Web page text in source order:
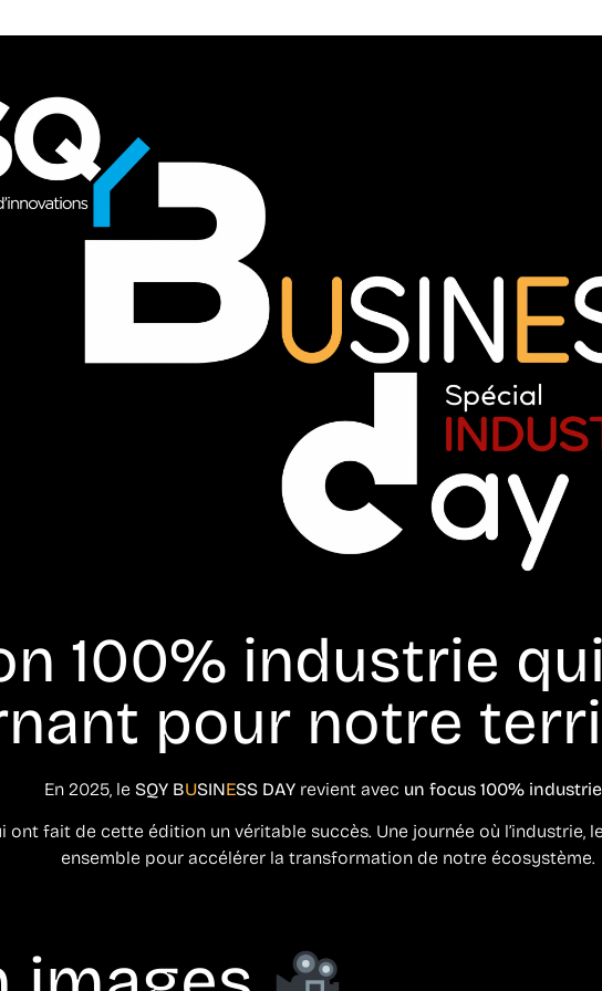
100% industrie
pour notre
En 2025, le SQY BUSINESS DAY revient avec un focus 100%
ont fait de cette édition un véritable succès. Une journée où l’industrie, le
ensemble pour accélérer la transformation de notre écosystème.